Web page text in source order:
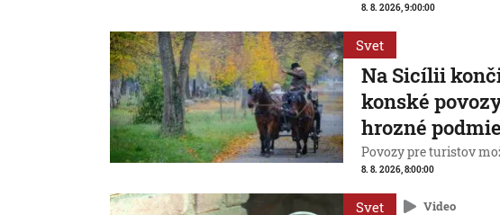
8. 8. 2026, 9:00:00
Svet
Na Sicílii
konské
hrozné
Povozy pre turistov
8. 8. 2026, 8:00:00
Svet Video